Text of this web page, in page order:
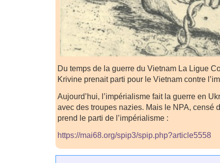
Du temps de la guerre du Vietnam La Ligue
Krivine prenait parti pour le Vietnam contre
Aujourd’hui, l’impérialisme fait la guerre en
avec des troupes nazies. Mais le NPA, censé
prend le parti de l’impérialisme :
https://mai68.org/spip3/spip.php?article5558